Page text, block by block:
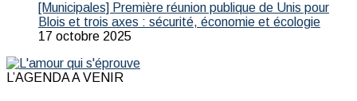
[Municipales] Première réunion publique de Unis pour
Blois et trois axes : sécurité, économie et écologie
17 octobre 2025
L’AGENDA A VENIR